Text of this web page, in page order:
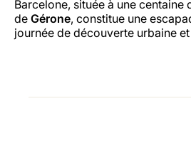
Barcelone, située à une centaine
de Gérone, constitue une
journée de découverte urbaine